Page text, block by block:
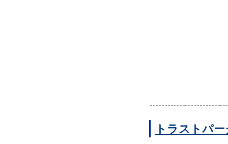
トラストパ